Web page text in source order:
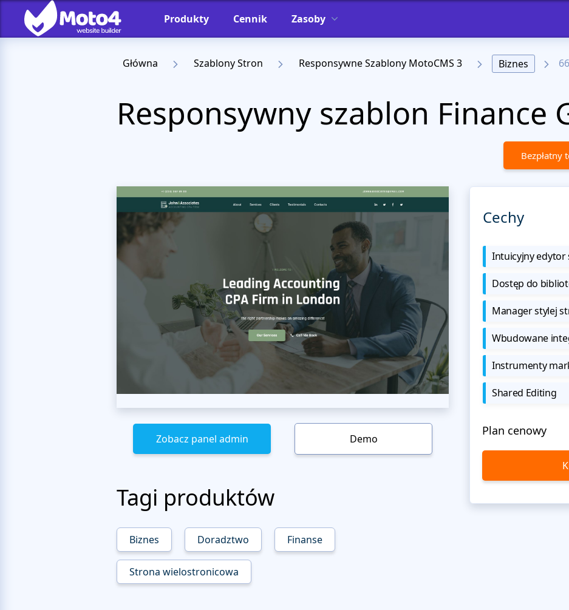
Produkty Cennik Zasoby
Główna Szablony Stron Responsywne Szablony MotoCMS 3 Biznes
Responsywny szablon Finance
Bezpłatny
Zobacz panel admin Demo
Tagi produktów
Biznes Doradztwo Finanse
Strona wielostronicowa
Cechy
Intuicyjny edytor
Dostęp do
Manager stylej
Wbudowane
Instrumenty
Shared Editing
Plan cenowy